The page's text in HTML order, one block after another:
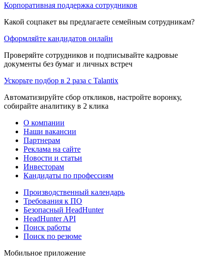
Корпоративная поддержка сотрудников
Какой соцпакет вы предлагаете семейным сотрудникам?
Оформляйте кандидатов онлайн
Проверяйте сотрудников и подписывайте кадровые
документы без бумаг и личных встреч
Ускорьте подбор в 2 раза с Talantix
Автоматизируйте сбор откликов, настройте воронку,
собирайте аналитику в 2 клика
О компании
Наши вакансии
Партнерам
Реклама на сайте
Новости и статьи
Инвесторам
Кандидаты по профессиям
Производственный календарь
Требования к ПО
Безопасный HeadHunter
HeadHunter API
Поиск работы
Поиск по резюме
Мобильное приложение